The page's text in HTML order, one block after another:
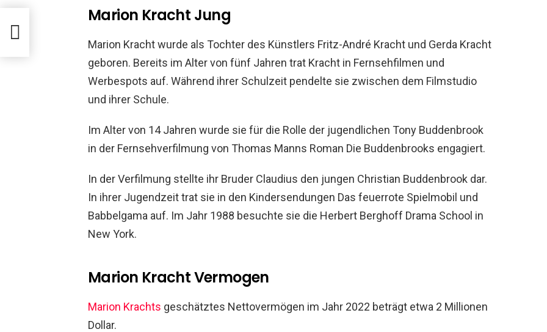
Marion Kracht Jung
Marion Kracht wurde als Tochter des Künstlers Fritz-André Kracht und Gerda Kracht
geboren. Bereits im Alter von fünf Jahren trat Kracht in Fernsehfilmen und
Werbespots auf. Während ihrer Schulzeit pendelte sie zwischen dem Filmstudio
und ihrer Schule.
Im Alter von 14 Jahren wurde sie für die Rolle der jugendlichen Tony Buddenbrook
in der Fernsehverfilmung von Thomas Manns Roman Die Buddenbrooks engagiert.
In der Verfilmung stellte ihr Bruder Claudius den jungen Christian Buddenbrook dar.
In ihrer Jugendzeit trat sie in den Kindersendungen Das feuerrote Spielmobil und
Babbelgama auf. Im Jahr 1988 besuchte sie die Herbert Berghoff Drama School in
New York.
Marion Kracht Vermogen
Marion Krachts geschätztes Nettovermögen im Jahr 2022 beträgt etwa 2 Millionen
Dollar.